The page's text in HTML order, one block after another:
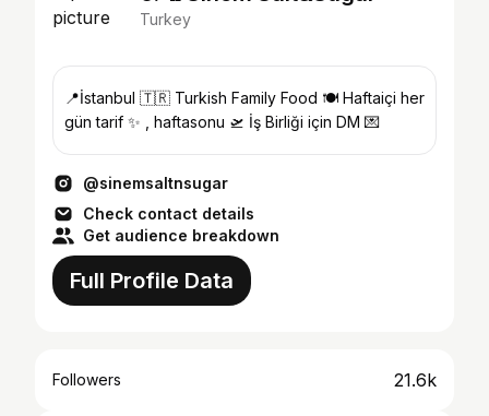
Turkey
📍İstanbul 🇹🇷 Turkish Family Food 🍽️ Haftaiçi her
gün tarif ✨ , haftasonu 🛫 İş Birliği için DM 💌
@sinemsaltnsugar
Check contact details
Get audience breakdown
Full Profile Data
Followers 21.6k